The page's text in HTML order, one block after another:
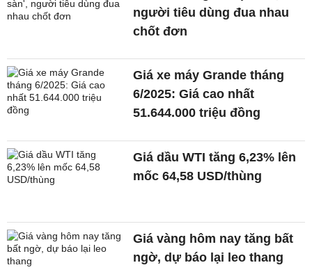
người tiêu dùng đua nhau
chốt đơn
Giá xe máy Grande tháng
6/2025: Giá cao nhất
51.644.000 triệu đồng
Giá dầu WTI tăng 6,23% lên
mốc 64,58 USD/thùng
Giá vàng hôm nay tăng bất
ngờ, dự báo lại leo thang